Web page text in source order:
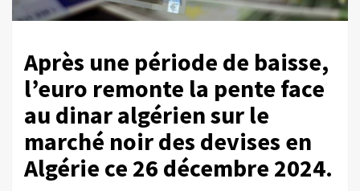
Après une période de baisse,
l’euro remonte la pente face
au dinar algérien sur le
marché noir des devises en
Algérie ce 26 décembre 2024.